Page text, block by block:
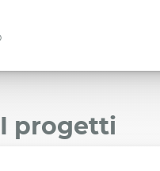
I progetti